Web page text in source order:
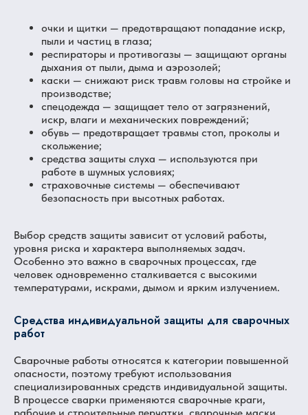
очки и щитки — предотвращают попадание искр,
пыли и частиц в глаза;
респираторы и противогазы — защищают органы
дыхания от пыли, дыма и аэрозолей;
каски — снижают риск травм головы на стройке и
производстве;
спецодежда — защищает тело от загрязнений,
искр, влаги и механических повреждений;
обувь — предотвращает травмы стоп, проколы и
скольжение;
средства защиты слуха — используются при
работе в шумных условиях;
страховочные системы — обеспечивают
безопасность при высотных работах.
Выбор средств защиты зависит от условий работы,
уровня риска и характера выполняемых задач.
Особенно это важно в сварочных процессах, где
человек одновременно сталкивается с высокими
температурами, искрами, дымом и ярким излучением.
Средства индивидуальной защиты для сварочных
работ
Сварочные работы относятся к категории повышенной
опасности, поэтому требуют использования
специализированных средств индивидуальной защиты.
В процессе сварки применяются сварочные краги,